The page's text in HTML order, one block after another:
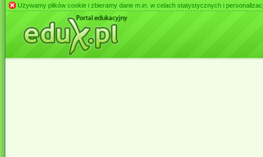
Używamy plików cookie i zbieramy dane m.in. w celach statystycznych i